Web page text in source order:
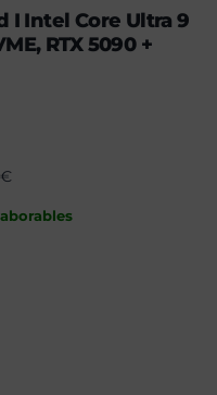
I Intel Core Ultra 9
RTX 5090 +
€